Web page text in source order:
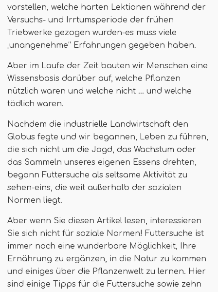
vorstellen, welche harten Lektionen während der
Versuchs- und Irrtumsperiode der frühen
Triebwerke gezogen wurden-es muss viele
„unangenehme“ Erfahrungen gegeben haben.
Aber im Laufe der Zeit bauten wir Menschen eine
Wissensbasis darüber auf, welche Pflanzen
nützlich waren und welche nicht ... und welche
tödlich waren.
Nachdem die industrielle Landwirtschaft den
Globus fegte und wir begannen, Leben zu führen,
die sich nicht um die Jagd, das Wachstum oder
das Sammeln unseres eigenen Essens drehten,
begann Futtersuche als seltsame Aktivität zu
sehen-eins, die weit außerhalb der sozialen
Normen liegt.
Aber wenn Sie diesen Artikel lesen, interessieren
Sie sich nicht für soziale Normen! Futtersuche ist
immer noch eine wunderbare Möglichkeit, Ihre
Ernährung zu ergänzen, in die Natur zu kommen
und einiges über die Pflanzenwelt zu lernen. Hier
sind einige Tipps für die Futtersuche sowie zehn